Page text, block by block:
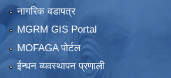
नागरिक वडापत्र
MGRM GIS Portal
MOFAGA पोर्टल
ईन्धन व्यवस्थापन प्रणाली